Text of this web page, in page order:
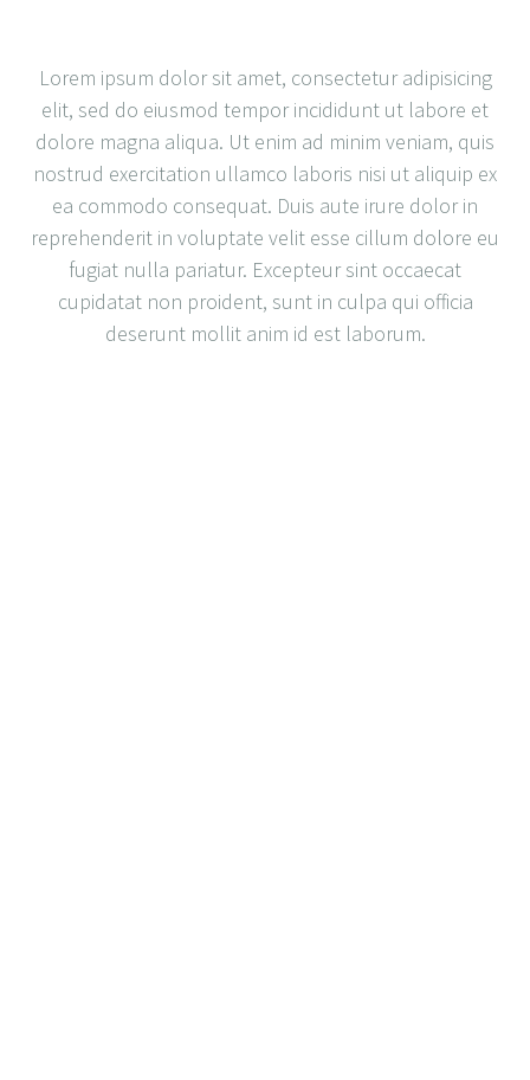
Lorem ipsum dolor sit amet, consectetur adipisicing
elit, sed do eiusmod tempor incididunt ut labore et
dolore magna aliqua. Ut enim ad minim veniam, quis
nostrud exercitation ullamco laboris nisi ut aliquip ex
ea commodo consequat. Duis aute irure dolor in
reprehenderit in voluptate velit esse cillum dolore eu
fugiat nulla pariatur. Excepteur sint occaecat
cupidatat non proident, sunt in culpa qui officia
deserunt mollit anim id est laborum.